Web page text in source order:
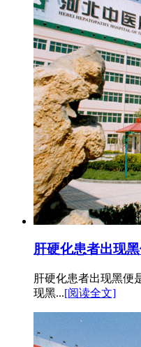
肝硬化患者出现
肝硬化患者出现黑便
现黑...[阅读全文]